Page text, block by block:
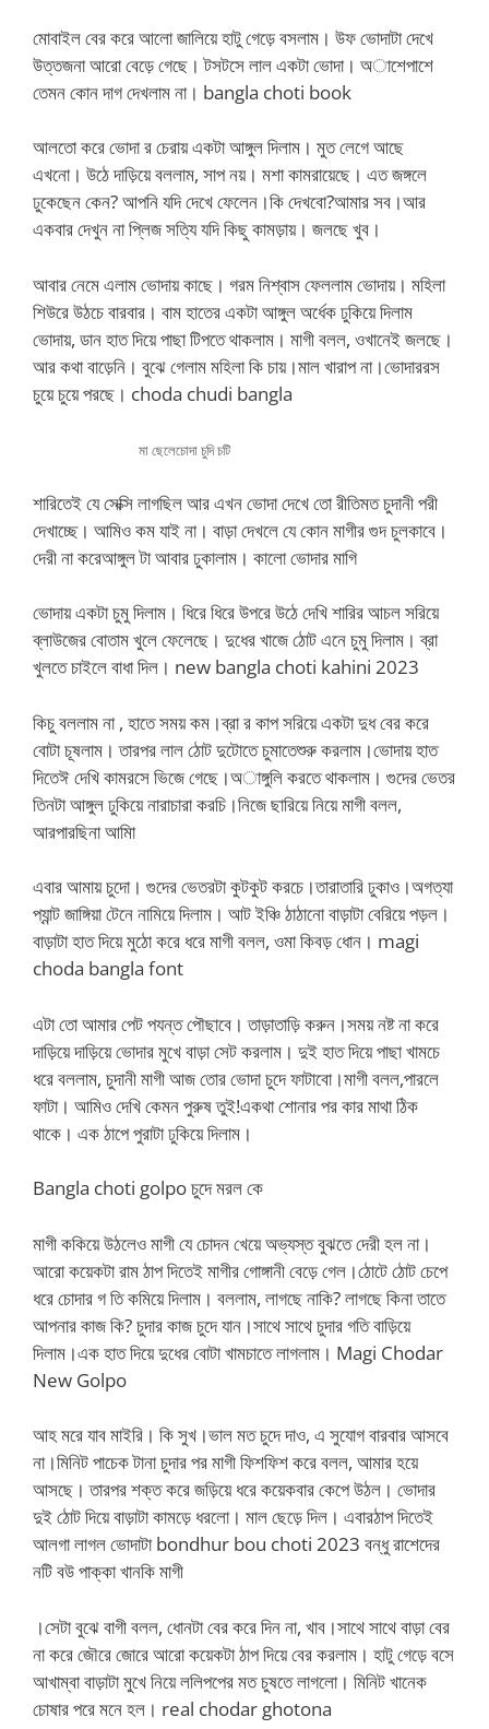
মোবাইল বের করে আলো জালিয়ে হাটু গেড়ে বসলাম। উফ ভোদাটা দেখে
উত্তজনা আরো বেড়ে গেছে। টসটসে লাল একটা ভোদা। অাশেপাশে
তেমন কোন দাগ দেখলাম না। bangla choti book
আলতো করে ভোদা র চেরায় একটা আঙ্গুল দিলাম। মুত লেগে আছে
এখনো। উঠে দাড়িয়ে বললাম, সাপ নয়। মশা কামরায়েছে। এত জঙ্গলে
ঢুকেছেন কেন? আপনি যদি দেখে ফেলেন।কি দেখবো?আমার সব।আর
একবার দেখুন না প্লিজ সত্যি যদি কিছু কামড়ায়। জলছে খুব।
আবার নেমে এলাম ভোদায় কাছে। গরম নিশ্বাস ফেললাম ভোদায়। মহিলা
শিউরে উঠচে বারবার। বাম হাতের একটা আঙ্গুল অর্ধেক ঢুকিয়ে দিলাম
ভোদায়, ডান হাত দিয়ে পাছা টিপতে থাকলাম। মাগী বলল, ওখানেই জলছে।
আর কথা বাড়েনি। বুঝে গেলাম মহিলা কি চায়।মাল খারাপ না।ভোদাররস
চুয়ে চুয়ে পরছে। choda chudi bangla
মা ছেলেচোদা চুদি চটি
শারিতেই যে সেক্সি লাগছিল আর এখন ভোদা দেখে তো রীতিমত চুদানী পরী
দেখাচ্ছে। আমিও কম যাই না। বাড়া দেখলে যে কোন মাগীর গুদ চুলকাবে।
দেরী না করেআঙ্গুল টা আবার ঢুকালাম। কালো ভোদার মাগি
ভোদায় একটা চুমু দিলাম। ধিরে ধিরে উপরে উঠে দেখি শারির আচল সরিয়ে
ব্লাউজের বোতাম খুলে ফেলেছে। দুধের খাজে ঠোট এনে চুমু দিলাম। ব্রা
খুলতে চাইলে বাধা দিল। new bangla choti kahini 2023
কিচু বললাম না , হাতে সময় কম।ব্রা র কাপ সরিয়ে একটা দুধ বের করে
বোটা চূষলাম। তারপর লাল ঠোট দুটোতে চুমাতেশুরু করলাম।ভোদায় হাত
দিতেঈ দেখি কামরসে ভিজে গেছে।অাঙ্গুলি করতে থাকলাম। গুদের ভেতর
তিনটা আঙ্গুল ঢুকিয়ে নারাচারা করচি।নিজে ছারিয়ে নিয়ে মাগী বলল,
আরপারছিনা আমিা
এবার আমায় চুদো। গুদের ভেতরটা কুটকুট করচে।তারাতারি ঢুকাও।অগত্যা
প্যান্ট জাঙ্গিয়া টেনে নামিয়ে দিলাম। আট ইঞ্চি ঠাঠানো বাড়াটা বেরিয়ে পড়ল।
বাড়াটা হাত দিয়ে মুঠো করে ধরে মাগী বলল, ওমা কিবড় ধোন। magi
choda bangla font
এটা তো আমার পেট পযন্ত পৌছাবে। তাড়াতাড়ি করুন।সময় নষ্ট না করে
দাড়িয়ে দাড়িয়ে ভোদার মুখে বাড়া সেট করলাম। দুই হাত দিয়ে পাছা খামচে
ধরে বললাম, চুদানী মাগী আজ তোর ভোদা চুদে ফাটাবো।মাগী বলল,পারলে
ফাটা। আমিও দেখি কেমন পুরুষ তুই!একথা শোনার পর কার মাথা ঠিক
থাকে। এক ঠাপে পুরাটা ঢুকিয়ে দিলাম।
Bangla choti golpo চুদে মরল কে
মাগী ককিয়ে উঠলেও মাগী যে চোদন খেয়ে অভ্যস্ত বুঝতে দেরী হল না।
আরো কয়েকটা রাম ঠাপ দিতেই মাগীর গোঙ্গানী বেড়ে গেল।ঠোটে ঠোট চেপে
ধরে চোদার গ তি কমিয়ে দিলাম। বললাম, লাগছে নাকি? লাগছে কিনা তাতে
আপনার কাজ কি? চুদার কাজ চুদে যান।সাথে সাথে চুদার গতি বাড়িয়ে
দিলাম।এক হাত দিয়ে দুধের বোটা খামচাতে লাগলাম। Magi Chodar
New Golpo
আহ মরে যাব মাইরি। কি সুখ।ভাল মত চুদে দাও, এ সুযোগ বারবার আসবে
না।মিনিট পাচেক টানা চুদার পর মাগী ফিশফিশ করে বলল, আমার হয়ে
আসছে। তারপর শক্ত করে জড়িয়ে ধরে কয়েকবার কেপে উঠল। ভোদার
দুই ঠোট দিয়ে বাড়াটা কামড়ে ধরলো। মাল ছেড়ে দিল। এবারঠাপ দিতেই
আলগা লাগল ভোদাটা bondhur bou choti 2023 বন্ধু রাশেদের
নটি বউ পাক্কা খানকি মাগী
।সেটা বুঝে বাগী বলল, ধোনটা বের করে দিন না, খাব।সাথে সাথে বাড়া বের
না করে জৌরে জোরে আরো কয়েকটা ঠাপ দিয়ে বের করলাম। হাটু গেড়ে বসে
আখাম্বা বাড়াটা মুখে নিয়ে ললিপপের মত চুষতে লাগলো। মিনিট খানেক
চোষার পরে মনে হল। real chodar ghotona